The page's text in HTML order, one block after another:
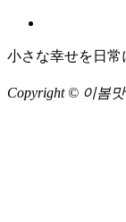
小さな幸せを日
Copyright © 이봄맛